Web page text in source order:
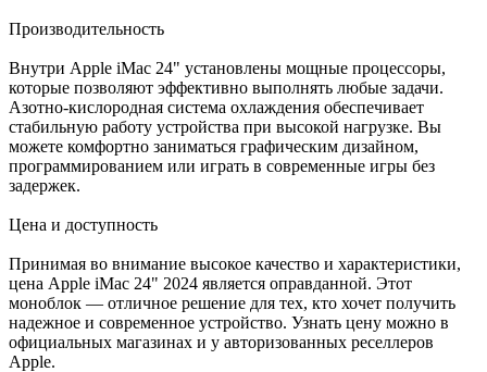
Производительность
Внутри Apple iMac 24" установлены мощные процессоры,
которые позволяют эффективно выполнять любые задачи.
Азотно-кислородная система охлаждения обеспечивает
стабильную работу устройства при высокой нагрузке. Вы
можете комфортно заниматься графическим дизайном,
программированием или играть в современные игры без
задержек.
Цена и доступность
Принимая во внимание высокое качество и характеристики,
цена Apple iMac 24" 2024 является оправданной. Этот
моноблок — отличное решение для тех, кто хочет получить
надежное и современное устройство. Узнать цену можно в
официальных магазинах и у авторизованных реселлеров
Apple.